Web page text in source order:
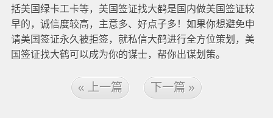
括美国绿卡工卡等，美国签证找大鹤是国内做美国签证较
早的，诚信度较高，主意多、好点子多！如果你想避免申
请美国签证永久被拒签，就私信大鹤进行全方位策划，美
国签证找大鹤可以成为你的谋士，帮你出谋划策。
« 上一篇 下一篇 »